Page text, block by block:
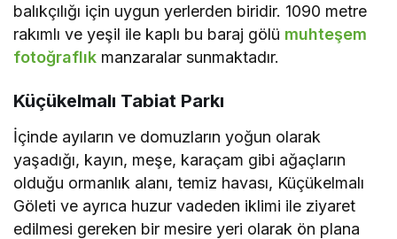
balıkçılığı için uygun yerlerden biridir. 1090 metre
rakımlı ve yeşil ile kaplı bu baraj gölü muhteşem
fotoğraflık manzaralar sunmaktadır.
Küçükelmalı Tabiat Parkı
İçinde ayıların ve domuzların yoğun olarak
yaşadığı, kayın, meşe, karaçam gibi ağaçların
olduğu ormanlık alanı, temiz havası, Küçükelmalı
Göleti ve ayrıca huzur vadeden iklimi ile ziyaret
edilmesi gereken bir mesire yeri olarak ön plana